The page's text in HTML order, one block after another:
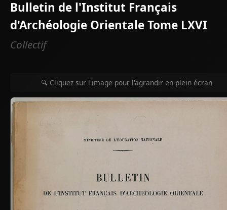
Bulletin de l'Institut Français
d'Archéologie Orientale Tome LXVI
Collectif
🔍 Cliquez sur l'image pour l'agrandir en plein écran